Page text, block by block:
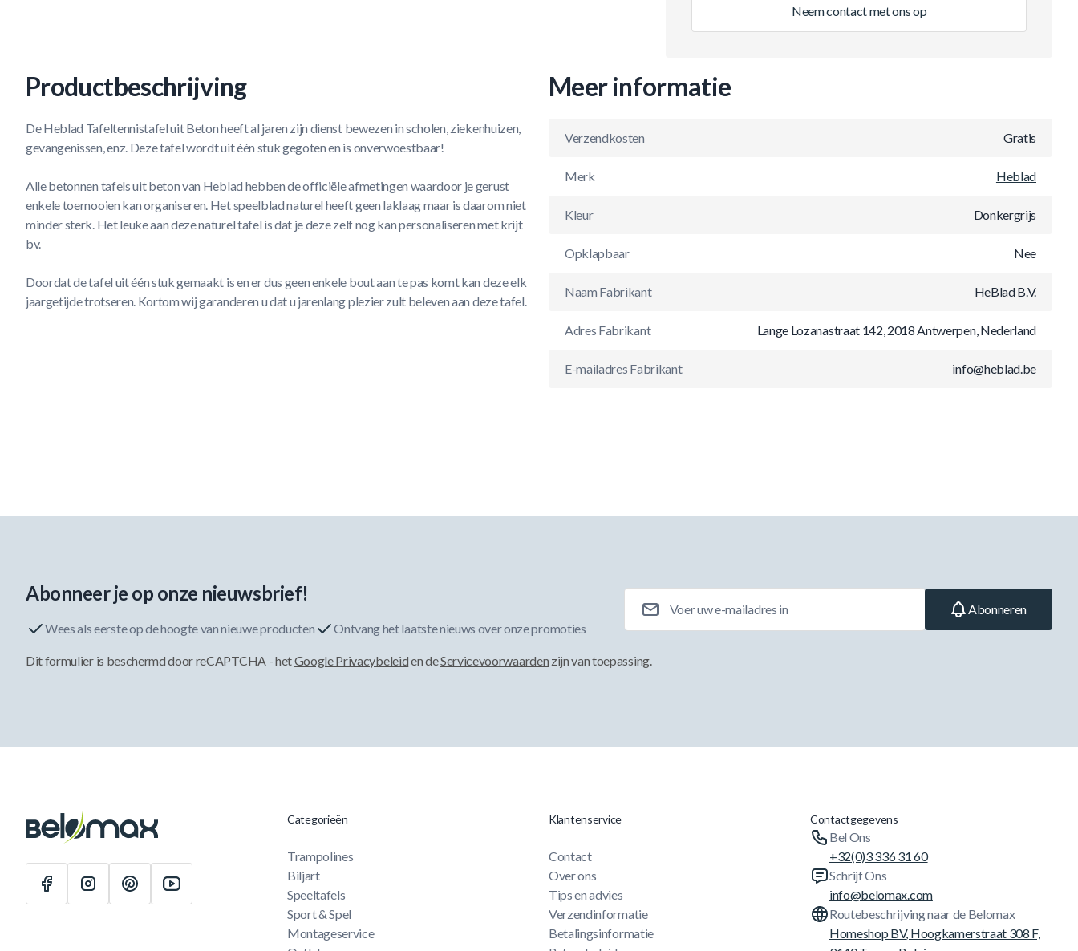
Neem contact met ons op
Productbeschrijving
De Heblad Tafeltennistafel uit Beton heeft al jaren zijn dienst bewezen in scholen, ziekenhuizen,
gevangenissen, enz. Deze tafel wordt uit één stuk gegoten en is onverwoestbaar!
Alle betonnen tafels uit beton van Heblad hebben de officiële afmetingen waardoor je gerust
enkele toernooien kan organiseren. Het speelblad naturel heeft geen laklaag maar is daarom niet
minder sterk. Het leuke aan deze naturel tafel is dat je deze zelf nog kan personaliseren met krijt
bv.
Doordat de tafel uit één stuk gemaakt is en er dus geen enkele bout aan te pas komt kan deze elk
jaargetijde trotseren. Kortom wij garanderen u dat u jarenlang plezier zult beleven aan deze tafel.
Meer informatie
Verzendkosten Gratis
Merk Heblad
Kleur Donkergrijs
Opklapbaar Nee
Naam Fabrikant HeBlad B.V.
Adres Fabrikant Lange Lozanastraat 142, 2018 Antwerpen, Nederland
E-mailadres Fabrikant info@heblad.be
Abonneer je op onze nieuwsbrief!
Wees als eerste op de hoogte van nieuwe producten Ontvang het laatste nieuws over onze promoties
Abonneren
Dit formulier is beschermd door reCAPTCHA - hetGoogle Privacybeleiden deServicevoorwaarden zijn van toepassing.
Categorieën
Trampolines
Biljart
Speeltafels
Sport & Spel
Montageservice
Klantenservice
Contact
Over ons
Tips en advies
Verzendinformatie
Betalingsinformatie
Contactgegevens
Bel Ons
+32(0)3 336 31 60
Schrijf Ons
info@belomax.com
Routebeschrijving naar de Belomax
Homeshop BV, Hoogkamerstraat 308 F,